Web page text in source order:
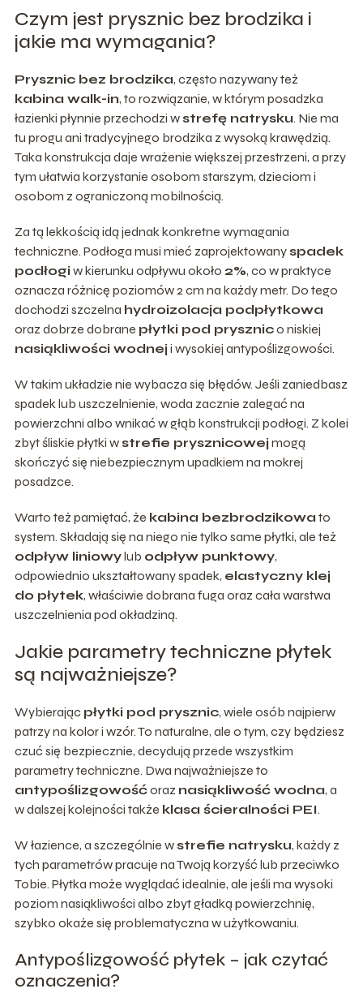
Czym jest prysznic bez brodzika i
jakie ma wymagania?
Prysznic bez brodzika, często nazywany też
kabina walk-in, to rozwiązanie, w którym posadzka
łazienki płynnie przechodzi wstrefę natrysku. Nie ma
tu progu ani tradycyjnego brodzika z wysoką krawędzią.
Taka konstrukcja daje wrażenie większej przestrzeni, a przy
tym ułatwia korzystanie osobom starszym, dzieciom i
osobom z ograniczoną mobilnością.
Za tą lekkością idą jednak konkretne wymagania
techniczne. Podłoga musi mieć zaprojektowanyspadek
podłogi w kierunku odpływu około 2%, co w praktyce
oznacza różnicę poziomów 2 cm na każdy metr. Do tego
dochodzi szczelna hydroizolacja podpłytkowa
oraz dobrze dobrane płytki pod prysznico niskiej
nasiąkliwości wodnej i wysokiej antypoślizgowości.
W takim układzie nie wybacza się błędów. Jeśli zaniedbasz
spadek lub uszczelnienie, woda zacznie zalegać na
powierzchni albo wnikać w głąb konstrukcji podłogi. Z kolei
zbyt śliskie płytki wstrefie prysznicowej mogą
skończyć się niebezpiecznym upadkiem na mokrej
posadzce.
Warto też pamiętać, że kabina bezbrodzikowa to
system. Składają się na niego nie tylko same płytki, ale też
odpływ liniowylub odpływ punktowy,
odpowiednio ukształtowany spadek, elastyczny klej
do płytek, właściwie dobrana fuga oraz cała warstwa
uszczelnienia pod okładziną.
Jakie parametry techniczne płytek
są najważniejsze?
Wybierając płytki pod prysznic, wiele osób najpierw
patrzy na kolor i wzór. To naturalne, ale o tym, czy będziesz
czuć się bezpiecznie, decydują przede wszystkim
parametry techniczne. Dwa najważniejsze to
antypoślizgowośćoraz nasiąkliwość wodna, a
w dalszej kolejności także klasa ścieralności PEI.
W łazience, a szczególnie wstrefie natrysku, każdy z
tych parametrów pracuje na Twoją korzyść lub przeciwko
Tobie. Płytka może wyglądać idealnie, ale jeśli ma wysoki
poziom nasiąkliwości albo zbyt gładką powierzchnię,
szybko okaże się problematyczna w użytkowaniu.
Antypoślizgowość płytek – jak czytać
oznaczenia?